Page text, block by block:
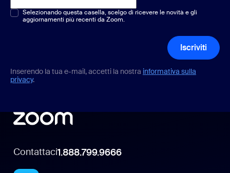
Scelta multipla o singola*
Selezionando questa casella, scelgo di ricevere le novità e gli
aggiornamenti più recenti da Zoom.
Iscriviti
Inserendo la tua e-mail, accetti la nostra informativa sulla
privacy.
Contattaci1.888.799.9666